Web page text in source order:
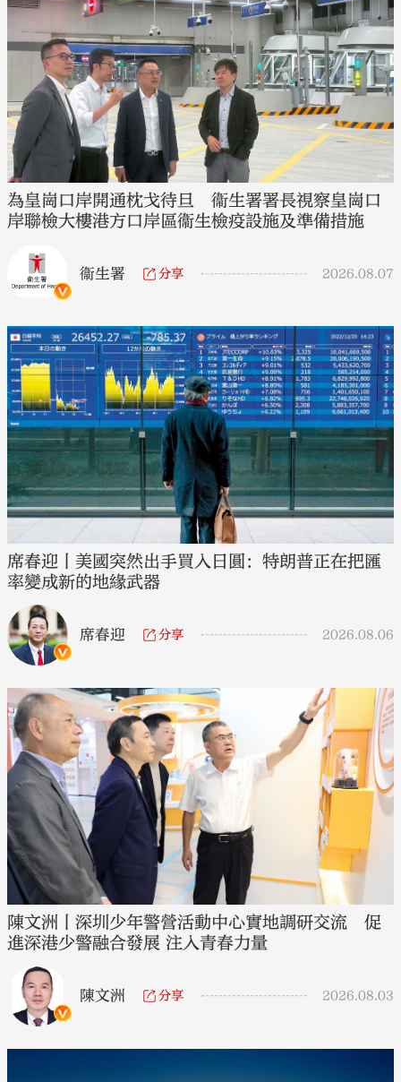
為皇崗口岸開通枕戈待旦 衞生署署長視察皇崗口
岸聯檢大樓港方口岸區衞生檢疫設施及準備措施
衞生署 分享 2026.08.07
席春迎丨美國突然出手買入日圓：特朗普正在把匯
率變成新的地緣武器
席春迎 分享 2026.08.06
陳文洲丨深圳少年警營活動中心實地調研交流 促
進深港少警融合發展 注入青春力量
陳文洲 分享 2026.08.03